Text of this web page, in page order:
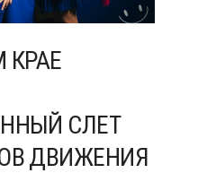
КРАЕ
СЛЕТ
ДВИЖЕНИЯ